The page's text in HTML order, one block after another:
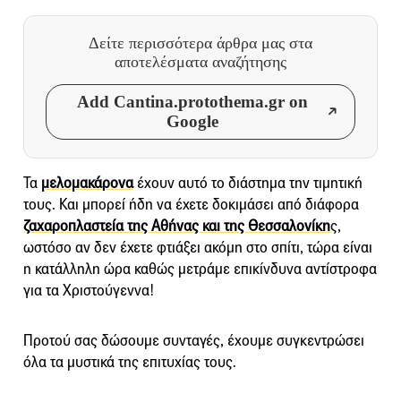
Δείτε περισσότερα άρθρα μας στα
αποτελέσματα αναζήτησης
Add Cantina.protothema.gr on
Google
Τα μελομακάροναέχουν αυτό το διάστημα την τιμητική
τους. Και μπορεί ήδη να έχετε δοκιμάσει από διάφορα
ζαχαροπλαστεία της Αθήνας και της Θεσσαλονίκης,
ωστόσο αν δεν έχετε φτιάξει ακόμη στο σπίτι, τώρα είναι
η κατάλληλη ώρα καθώς μετράμε επικίνδυνα αντίστροφα
για τα Χριστούγεννα!
Προτού σας δώσουμε συνταγές, έχουμε συγκεντρώσει
όλα τα μυστικά της επιτυχίας τους.